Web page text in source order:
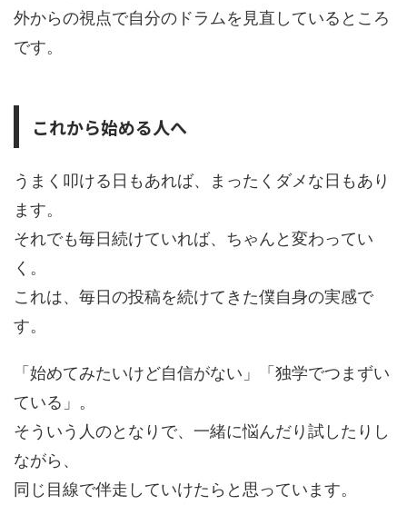
外からの視点で自分のドラムを見直しているところ
です。
これから始める人へ
うまく叩ける日もあれば、まったくダメな日もあり
ます。
それでも毎日続けていれば、ちゃんと変わってい
く。
これは、毎日の投稿を続けてきた僕自身の実感で
す。
「始めてみたいけど自信がない」「独学でつまずい
ている」。
そういう人のとなりで、一緒に悩んだり試したりし
ながら、
同じ目線で伴走していけたらと思っています。